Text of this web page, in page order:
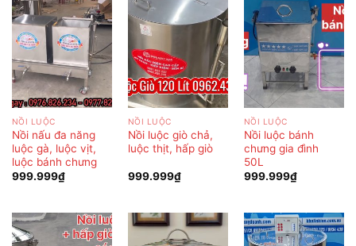
NỒI LUỘC
Nồi nấu đa năng
luộc gà, luộc vịt,
luộc bánh chưng
999.999₫
NỒI LUỘC
Nồi luộc giò chả,
luộc thịt, hấp giò
999.999₫
NỒI LUỘC
Nồi luộc bánh
chưng gia đình
50L
999.999₫